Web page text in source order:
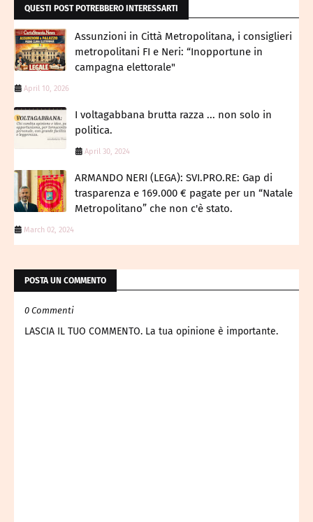
QUESTI POST POTREBBERO INTERESSARTI
Assunzioni in Città Metropolitana, i consiglieri
metropolitani FI e Neri: “Inopportune in
campagna elettorale"
April 10, 2026
I voltagabbana brutta razza ... non solo in
politica.
April 30, 2024
ARMANDO NERI (LEGA): SVI.PRO.RE: Gap di
trasparenza e 169.000 € pagate per un “Natale
Metropolitano” che non c'è stato.
March 02, 2024
POSTA UN COMMENTO
0 Commenti
LASCIA IL TUO COMMENTO. La tua opinione è importante.